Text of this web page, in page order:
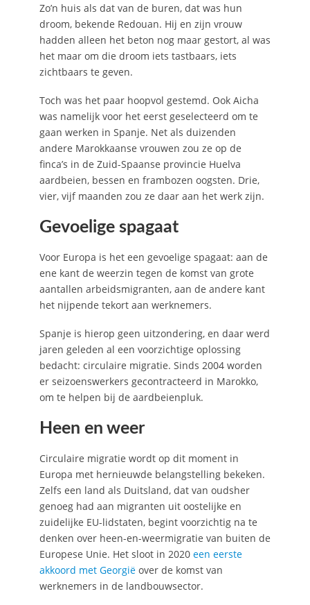
Zo’n huis als dat van de buren, dat was hun
droom, bekende Redouan. Hij en zijn vrouw
hadden alleen het beton nog maar gestort, al was
het maar om die droom iets tastbaars, iets
zichtbaars te geven.
Toch was het paar hoopvol gestemd. Ook Aicha
was namelijk voor het eerst geselecteerd om te
gaan werken in Spanje. Net als duizenden
andere Marokkaanse vrouwen zou ze op de
finca’s in de Zuid-Spaanse provincie Huelva
aardbeien, bessen en frambozen oogsten. Drie,
vier, vijf maanden zou ze daar aan het werk zijn.
Gevoelige spagaat
Voor Europa is het een gevoelige spagaat: aan de
ene kant de weerzin tegen de komst van grote
aantallen arbeidsmigranten, aan de andere kant
het nijpende tekort aan werknemers.
Spanje is hierop geen uitzondering, en daar werd
jaren geleden al een voorzichtige oplossing
bedacht: circulaire migratie. Sinds 2004 worden
er seizoenswerkers gecontracteerd in Marokko,
om te helpen bij de aardbeienpluk.
Heen en weer
Circulaire migratie wordt op dit moment in
Europa met hernieuwde belangstelling bekeken.
Zelfs een land als Duitsland, dat van oudsher
genoeg had aan migranten uit oostelijke en
zuidelijke EU-lidstaten, begint voorzichtig na te
denken over heen-en-weermigratie van buiten de
Europese Unie. Het sloot in 2020 een eerste
akkoord met Georgiëover de komst van
werknemers in de landbouwsector.